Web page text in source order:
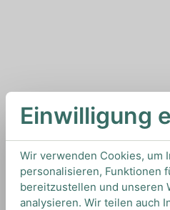
Einwilligung
Wir verwenden Cookies, um
personalisieren, Funktionen
bereitzustellen und unseren
analysieren. Wir teilen auch